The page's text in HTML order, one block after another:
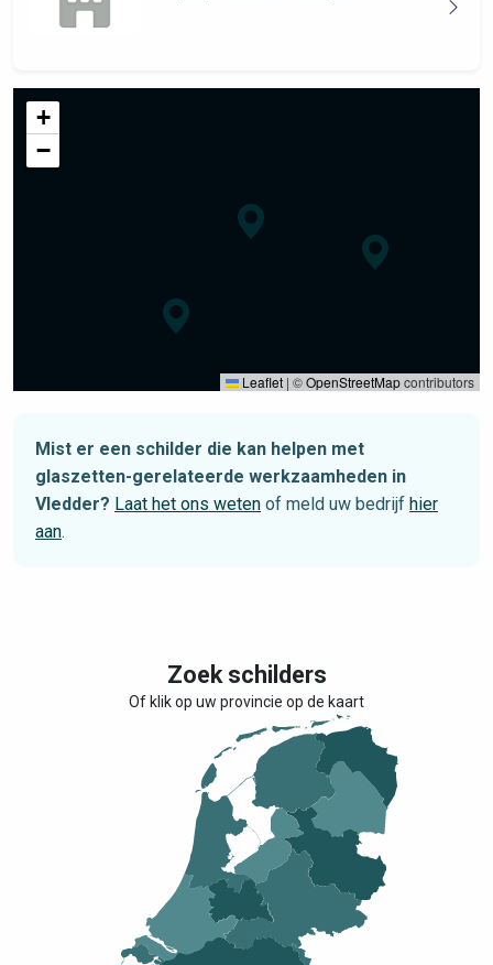
+
−
Leaflet | ©OpenStreetMapcontributors
Mist er een schilder die kan helpen met
glaszetten-gerelateerde werkzaamheden in
Vledder? Laat het ons weten of meld uw bedrijf hier
aan.
Zoek schilders
Of klik op uw provincie op de kaart